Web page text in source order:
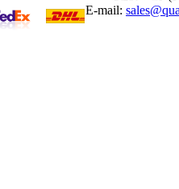
E-mail: